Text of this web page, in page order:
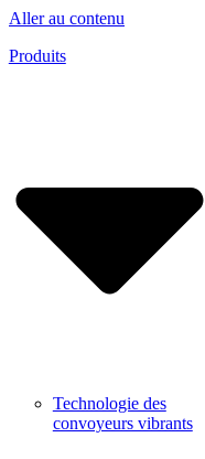
Aller au contenu
Produits
Technologie des
convoyeurs vibrants